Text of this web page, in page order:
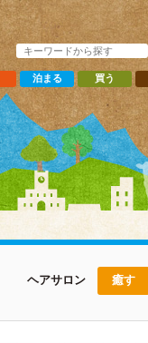
泊まる 買う
癒す
ヘアサロン